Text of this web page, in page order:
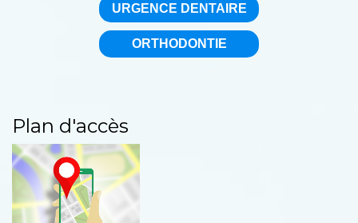
URGENCE DENTAIRE
ORTHODONTIE
Plan d'accès